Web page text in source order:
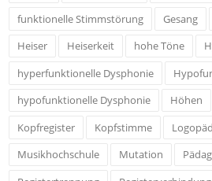
funktionelle Stimmstörung
Gesang
Heiser
Heiserkeit hohe Töne
hyperfunktionelle Dysphonie
hypofunktionelle Dysphonie
Höhen
Kopfregister
Kopfstimme
Musikhochschule
Mutation